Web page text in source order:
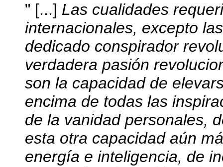
" [...] Las cualidades
internacionales, excepto
dedicado conspirador
verdadera pasión
son la capacidad de
encima de todas las
de la vanidad personales,
esta otra capacidad aún
energía e inteligencia, de